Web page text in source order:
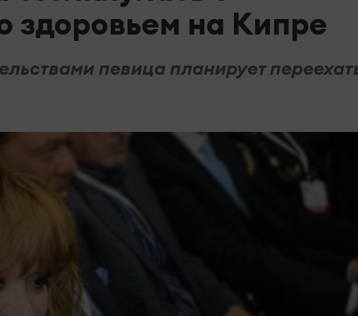
здоровьем на Кипре
певица планирует